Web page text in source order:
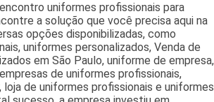
uniformes profissionais para
a solução que você precisa aqui na
opções disponibilizadas, como
uniformes personalizados, Venda de
em São Paulo, uniforme de empresa,
de uniformes profissionais,
loja de uniformes profissionais e uniformes